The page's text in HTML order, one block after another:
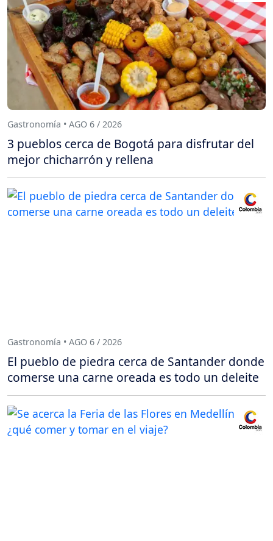
Gastronomía • AGO 6 / 2026
3 pueblos cerca de Bogotá para disfrutar del
mejor chicharrón y rellena
Gastronomía • AGO 6 / 2026
El pueblo de piedra cerca de Santander donde
comerse una carne oreada es todo un deleite